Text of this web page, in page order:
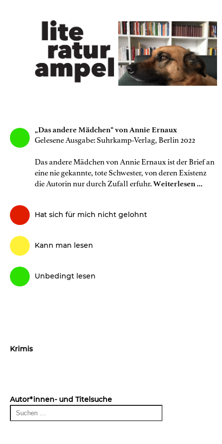
„Das andere Mädchen“ von Annie Ernaux
Gelesene Ausgabe: Suhrkamp-Verlag, Berlin 2022
Das andere Mädchen von Annie Ernaux ist der Brief an
eine nie gekannte, tote Schwester, von deren Existenz
die Autorin nur durch Zufall erfuhr.Weiterlesen ...
Hat sich für mich nicht gelohnt
Kann man lesen
Unbedingt lesen
Krimis
Autor*innen- und Titelsuche